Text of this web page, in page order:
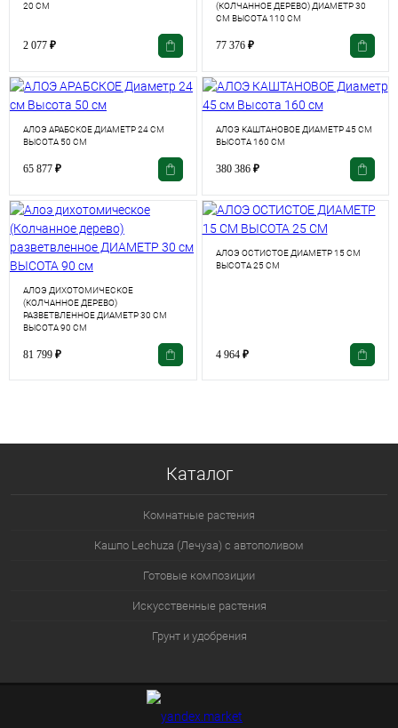
20 СМ
2 077 ₽
(КОЛЧАННОЕ ДЕРЕВО) ДИАМЕТР 30
СМ ВЫСОТА 110 СМ
77 376 ₽
АЛОЭ АРАБСКОЕ ДИАМЕТР 24 СМ
ВЫСОТА 50 СМ
65 877 ₽
АЛОЭ КАШТАНОВОЕ ДИАМЕТР 45 СМ
ВЫСОТА 160 СМ
380 386 ₽
АЛОЭ ДИХОТОМИЧЕСКОЕ
(КОЛЧАННОЕ ДЕРЕВО)
РАЗВЕТВЛЕННОЕ ДИАМЕТР 30 СМ
ВЫСОТА 90 СМ
81 799 ₽
АЛОЭ ОСТИСТОЕ ДИАМЕТР 15 СМ
ВЫСОТА 25 СМ
4 964 ₽
Каталог
Комнатные растения
Кашпо Lechuza (Лечуза) с автополивом
Готовые композиции
Искусственные растения
Грунт и удобрения